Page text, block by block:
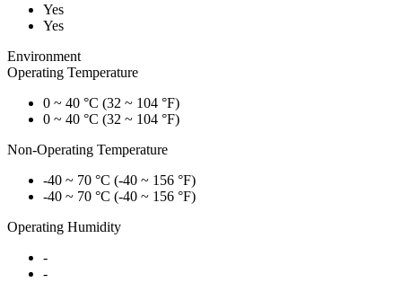
Yes
Yes
Environment
Operating Temperature
0 ~ 40 °C (32 ~ 104 °F)
0 ~ 40 °C (32 ~ 104 °F)
Non-Operating Temperature
-40 ~ 70 °C (-40 ~ 156 °F)
-40 ~ 70 °C (-40 ~ 156 °F)
Operating Humidity
-
-